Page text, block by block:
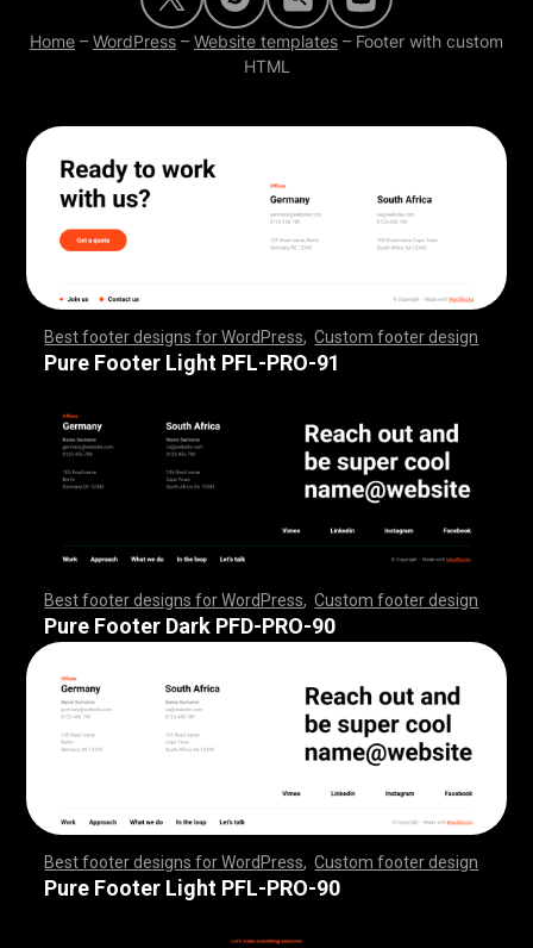
Home – WordPress – Website templates – Footer with custom
HTML
Best footer designs for WordPress ,Custom footer design
,,,,,,,,,,,,,,,,,,,,,,,,,,,,,,,,,,,,, ,,,,,,,,,,,,,,,,,,,,,,,,
,,,,,,,,,,,,,,,,,,,,,,,,,,,,,,,,,,,,, ,,,,,,,,,,,,,,,,,,,,,,,,
,,,,,,,,
Pure Footer Light PFL-PRO-91
Best footer designs for WordPress ,Custom footer design
,,,,,,,,,,,,,,,,,,,,,,,,,,,,,,,,,,,,, ,,,,,,,,,,,,,,,,,,,,,,,,
,,,,,,,,,,,,,,,,,,,,,,,,,,,,,,,,,,,,, ,,,,,,,,,,,,,,,,,,,,,,,,
,,,,,,,,
Pure Footer Dark PFD-PRO-90
Best footer designs for WordPress ,Custom footer design
,,,,,,,,,,,,,,,,,,,,,,,,,,,,,,,,,,,,, ,,,,,,,,,,,,,,,,,,,,,,,,
,,,,,,,,,,,,,,,,,,,,,,,,,,,,,,,,,,,,, ,,,,,,,,,,,,,,,,,,,,,,,,
,,,,,,,,
Pure Footer Light PFL-PRO-90